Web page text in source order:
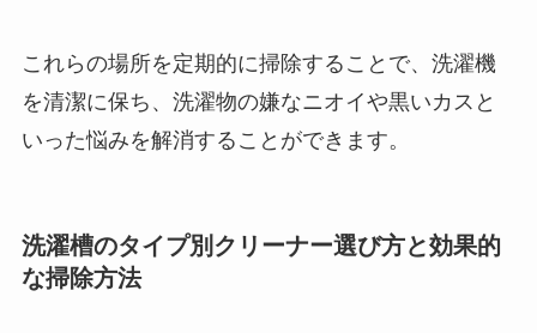
これらの場所を定期的に掃除することで、洗濯機
を清潔に保ち、洗濯物の嫌なニオイや黒いカスと
いった悩みを解消することができます。
洗濯槽のタイプ別クリーナー選び方と効果的
な掃除方法